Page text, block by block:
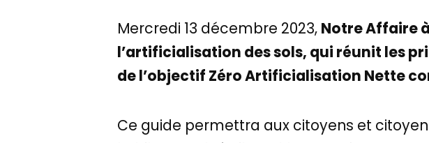
Mercredi 13 décembre 2023, Notre Affaire
l’artificialisation des sols, qui réunit les
de l’objectif Zéro Artificialisation Nette
Ce guide permettra aux citoyens et